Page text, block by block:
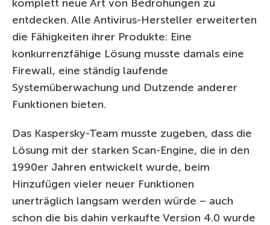
komplett neue Art von Bedrohungen zu
entdecken. Alle Antivirus-Hersteller erweiterten
die Fähigkeiten ihrer Produkte: Eine
konkurrenzfähige Lösung musste damals eine
Firewall, eine ständig laufende
Systemüberwachung und Dutzende anderer
Funktionen bieten.
Das Kaspersky-Team musste zugeben, dass die
Lösung mit der starken Scan-Engine, die in den
1990er Jahren entwickelt wurde, beim
Hinzufügen vieler neuer Funktionen
unerträglich langsam werden würde – auch
schon die bis dahin verkaufte Version 4.0 wurde